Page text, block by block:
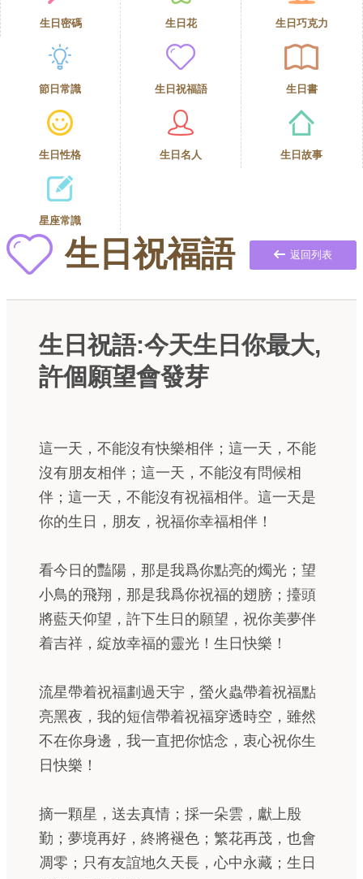
生日密碼 生日花 生日巧克力
節日常識 生日祝福語 生日書
生日性格 生日名人 生日故事
星座常識
生日祝福語 返回列表
生日祝語:今天生日你最大,
許個願望會發芽
這一天，不能沒有快樂相伴；這一天，不能
沒有朋友相伴；這一天，不能沒有問候相
伴；這一天，不能沒有祝福相伴。這一天是
你的生日，朋友，祝福你幸福相伴！
看今日的豔陽，那是我爲你點亮的燭光；望
小鳥的飛翔，那是我爲你祝福的翅膀；擡頭
將藍天仰望，許下生日的願望，祝你美夢伴
着吉祥，綻放幸福的靈光！生日快樂！
流星帶着祝福劃過天宇，螢火蟲帶着祝福點
亮黑夜，我的短信帶着祝福穿透時空，雖然
不在你身邊，我一直把你惦念，衷心祝你生
日快樂！
摘一顆星，送去真情；採一朵雲，獻上殷
勤；夢境再好，終將褪色；繁花再茂，也會
凋零；只有友誼地久天長，心中永藏；生日